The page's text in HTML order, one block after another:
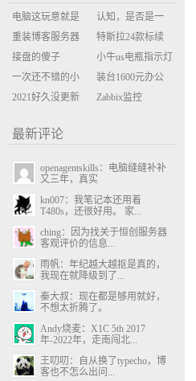
电脑这玩意就是
缝缝补补的事
认知，是否是一
座大山？当架构
决策变成配置清
单比价
重装博客服务器
环境
特斯拉24款标续
Model Y 2万公里
使用体验
接盘的傻子
小牛us电瓶指示灯
闪三次不上电
一次还不错的小
米售后体验
装台1600元办公
主机
2021好久没更新
Zabbix监控
最新评论
openagentskills：电脑缝缝补补
又三年，真实
kn007：我笔记本还用着
T480s，还很好用。 家...
ching：因为找关于恒创服务器
客观评价的信息...
雨帆：年纪越大越抠是真的，
我现在就降级到了...
秦大叔：现在都是够用就好，
不想太折腾了。
Andy烧麦：X1C 5th 2017
年-2022年，走南闯北...
王叨叨：自从换了typecho，博
客也不怎么出问...